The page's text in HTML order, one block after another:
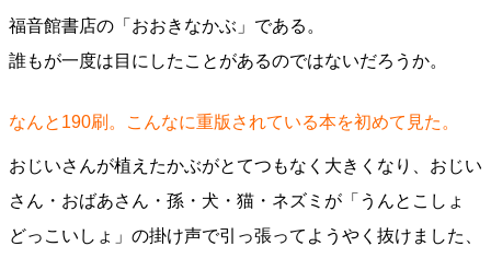
福音館書店の「おおきなかぶ」である。
誰もが一度は目にしたことがあるのではないだろうか。
なんと190刷。こんなに重版されている本を初めて見た。
おじいさんが植えたかぶがとてつもなく大きくなり、おじい
さん・おばあさん・孫・犬・猫・ネズミが「うんとこしょ
どっこいしょ」の掛け声で引っ張ってようやく抜けました、